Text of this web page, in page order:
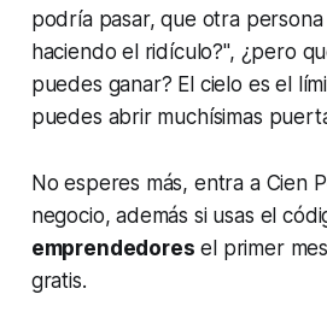
podría pasar, que otra
haciendo el ridículo?", ¿pero
puedes ganar? El cielo es el
puedes abrir muchísimas
No esperes más, entra a Cien
negocio, además si usas el
emprendedores el primer
gratis.